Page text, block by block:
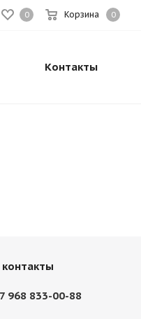
0 Корзина 0
Контакты
968 833-00-88